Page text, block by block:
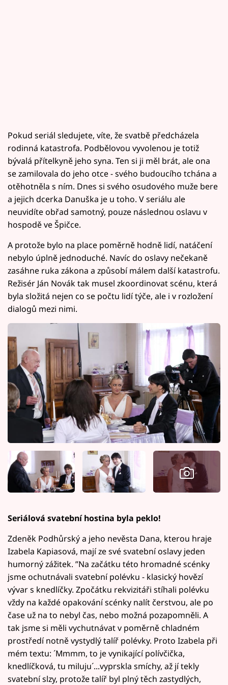
Pokud seriál sledujete, víte, že svatbě předcházela
rodinná katastrofa. Podbělovou vyvolenou je totiž
bývalá přítelkyně jeho syna. Ten si ji měl brát, ale ona
se zamilovala do jeho otce - svého budoucího tchána a
otěhotněla s ním. Dnes si svého osudového muže bere
a jejich dcerka Danuška je u toho. V seriálu ale
neuvidíte obřad samotný, pouze následnou oslavu v
hospodě ve Špičce.
A protože bylo na place poměrně hodně lidí, natáčení
nebylo úplně jednoduché. Navíc do oslavy nečekaně
zasáhne ruka zákona a způsobí málem další katastrofu.
Režisér Ján Novák tak musel zkoordinovat scénu, která
byla složitá nejen co se počtu lidí týče, ale i v rozložení
dialogů mezi nimi.
Seriálová svatební hostina byla peklo!
Zdeněk Podhůrský a jeho nevěsta Dana, kterou hraje
Izabela Kapiasová, mají ze své svatební oslavy jeden
humorný zážitek. ”Na začátku této hromadné scénky
jsme ochutnávali svatební polévku - klasický hovězí
vývar s knedlíčky. Zpočátku rekvizitáři stíhali polévku
vždy na každé opakování scénky nalít čerstvou, ale po
čase už na to nebyl čas, nebo možná pozapomněli. A
tak jsme si měli vychutnávat v poměrně chladném
prostředí notně vystydlý talíř polévky. Proto Izabela při
mém textu: ´Mmmm, to je vynikající polívčička,
knedlíčková, tu miluju´...vyprskla smíchy, až jí tekly
svatební slzy, protože talíř byl plný těch zastydlých,